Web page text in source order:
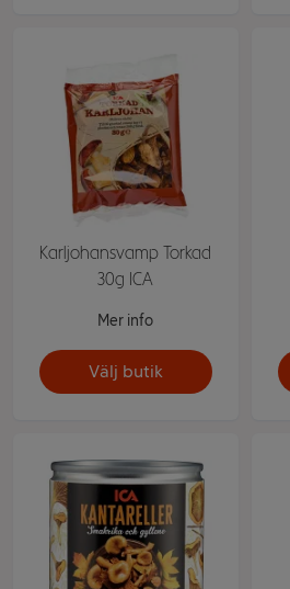
Karljohansvamp Torkad
30g ICA
Mer info
Välj butik